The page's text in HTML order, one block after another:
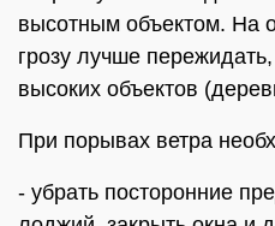
высотным объектом. На
грозу лучше
высоких объектов
При порывах ветра
- убрать посторонние